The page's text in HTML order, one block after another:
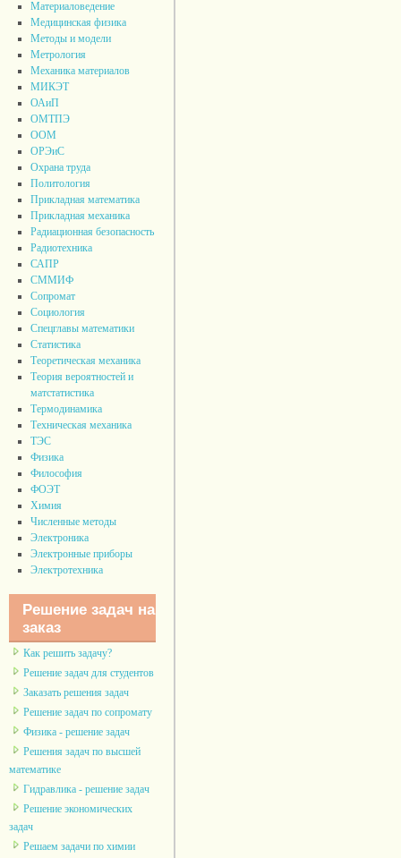
Материаловедение
Медицинская физика
Методы и модели
Метрология
Механика материалов
МИКЭТ
ОАиП
ОМТПЭ
ООМ
ОРЭиС
Охрана труда
Политология
Прикладная математика
Прикладная механика
Радиационная безопасность
Радиотехника
САПР
СММИФ
Сопромат
Социология
Спецглавы математики
Статистика
Теоретическая механика
Теория вероятностей и
матстатистика
Термодинамика
Техническая механика
ТЭС
Физика
Философия
ФОЭТ
Химия
Численные методы
Электроника
Электронные приборы
Электротехника
Решение задач на
заказ
Как решить задачу?
Решение задач для студентов
Заказать решения задач
Решение задач по сопромату
Физика - решение задач
Решения задач по высшей
математике
Гидравлика - решение задач
Решение экономических
задач
Решаем задачи по химии